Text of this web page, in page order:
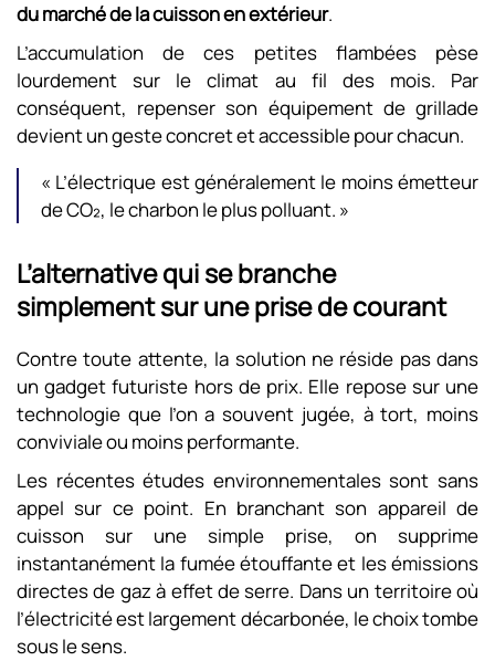
du marché de la cuisson en extérieur.
L’accumulation de ces petites flambées pèse
lourdement sur le climat au fil des mois. Par
conséquent, repenser son équipement de grillade
devient un geste concret et accessible pour chacun.
« L’électrique est généralement le moins émetteur
de CO₂, le charbon le plus polluant. »
L’alternative qui se branche
simplement sur une prise de courant
Contre toute attente, la solution ne réside pas dans
un gadget futuriste hors de prix. Elle repose sur une
technologie que l’on a souvent jugée, à tort, moins
conviviale ou moins performante.
Les récentes études environnementales sont sans
appel sur ce point. En branchant son appareil de
cuisson sur une simple prise, on supprime
instantanément la fumée étouffante et les émissions
directes de gaz à effet de serre. Dans un territoire où
l’électricité est largement décarbonée, le choix tombe
sous le sens.